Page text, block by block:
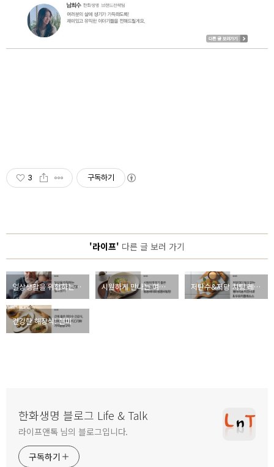
3 구독하기
'라이프' 다른 글 보러 가기
일상생활을 위협하는 노인성 치매, 예방 가능한 병일까? 시원하게 만나는 여름의 맛, 땅콩버터 & 땅콩비빔면 저탄수&저당 치팅 레시피, 병아리콩 치킨너겟과 두유치폴레소스
건강한 해장식! 현미밥 연어 오차즈케와 가지된장구이
한화생명 블로그 Life & Talk
라이프앤톡 님의 블로그입니다.
구독하기